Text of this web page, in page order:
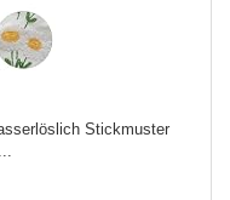
Stickmuster